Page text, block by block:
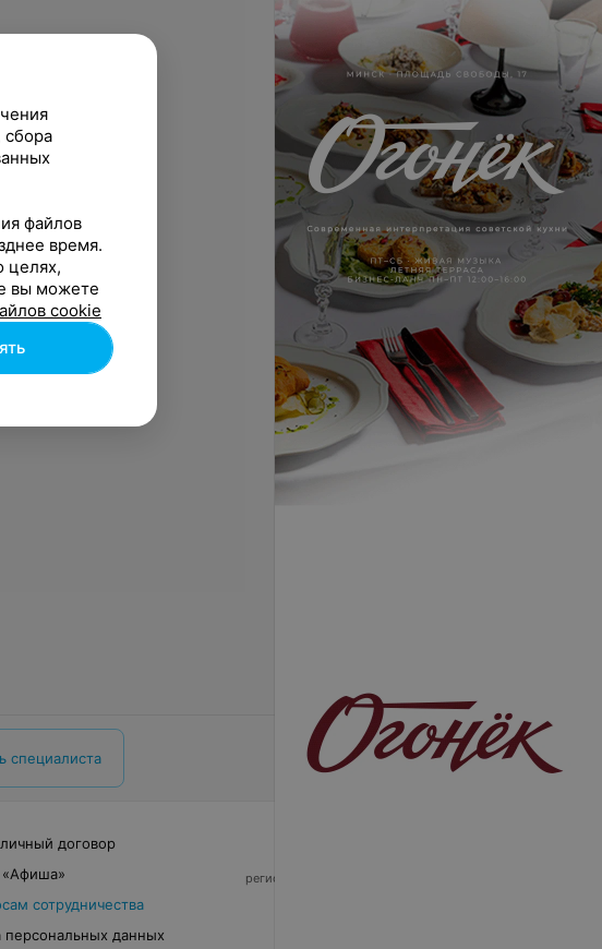
специалиста
договор
«Афиша»
сотрудничества
персональных данных
регистрирующий орган - Минский горисполком
сбора
файлов
время.
целях,
вы можете
cookie